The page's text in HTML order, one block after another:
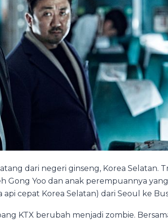
dari negeri ginseng, Korea Selatan.
Gong Yoo dan anak perempuannya
cepat Korea Selatan) dari Seoul ke
KTX berubah menjadi zombie.